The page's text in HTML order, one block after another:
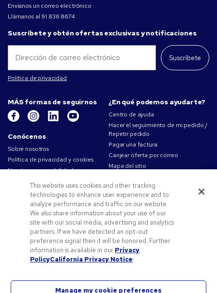
Envíanos un correo electrónico
Llámanos al 91 836 8674
Suscríbete y obtén ofertas exclusivas y notificaciones
Suscríbete
Política de privacidad
MÁS formas de seguirnos
Conócenos
Sobre nosotros
Política de privacidad y cookies
Nuestra responsabilidad
Condiciones de uso
Condiciones de Venta
Trabajar en Pens.com
Ofertas y recursos
Productos personalizados
Códigos promocionales y cupones
Consejos de arte
¿En qué podemos ayudarte?
Centro de ayuda
Hacer el seguimiento de mi pedido /
Repetir pedido
Pagar una factura
Canjear oferta por correo
Mapa del sitio
This website uses cookies and other tracking
technologies to enhance user experience and to
analyze performance and traffic on our website.
We also share information about your use of our
site with our social media, advertising and analytics
partners. If we have detected an opt-out
preference signal then it will be honored. Further
information is available in our Privacy
PolicyCalifornia Privacy Notice
Manage my cookie preferences